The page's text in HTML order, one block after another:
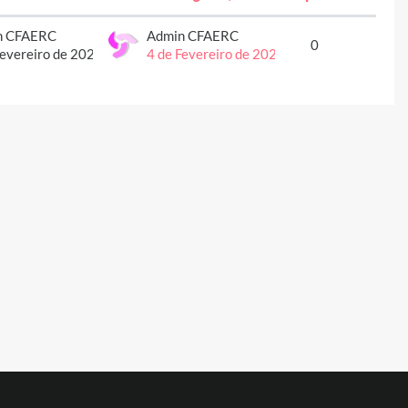
Ações
CFAERC
de 2021
Admin CFAERC
4 de Fevereiro de 2021
0